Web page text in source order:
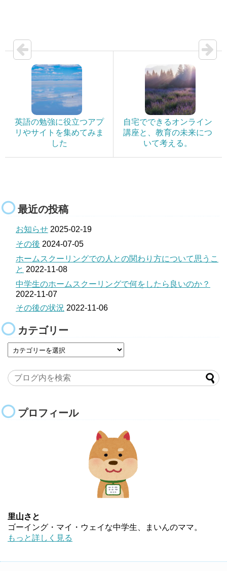
英語の勉強に役立つアプ
リやサイトを集めてみま
した
自宅でできるオンライン
講座と、教育の未来につ
いて考える。
最近の投稿
お知らせ 2025-02-19
その後 2024-07-05
ホームスクーリングでの人との関わり方について思うこ
と 2022-11-08
中学生のホームスクーリングで何をしたら良いのか？
2022-11-07
その後の状況 2022-11-06
カテゴリー
プロフィール
里山さと
ゴーイング・マイ・ウェイな中学生、まいんのママ。
もっと詳しく見る